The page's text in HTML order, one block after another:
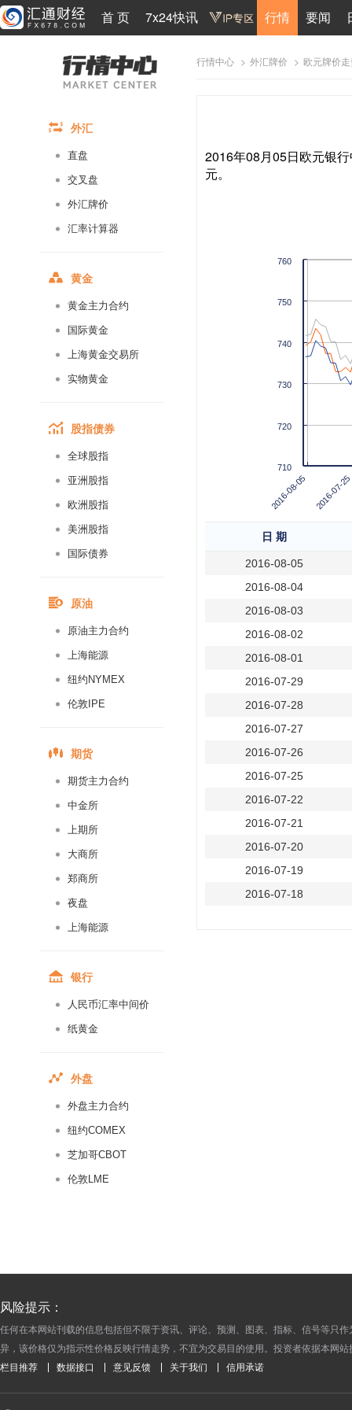
首 页 7x24快讯 行情 要闻
外汇
直盘
交叉盘
外汇牌价
汇率计算器
黄金
黄金主力合约
国际黄金
上海黄金交易所
实物黄金
股指债券
全球股指
亚洲股指
欧洲股指
美洲股指
国际债券
原油
原油主力合约
上海能源
纽约NYMEX
伦敦IPE
期货
期货主力合约
中金所
上期所
大商所
郑商所
夜盘
上海能源
银行
人民币汇率中间价
纸黄金
外盘
外盘主力合约
纽约COMEX
芝加哥CBOT
伦敦LME
行情中心 > 外汇牌价 > 欧元牌价
2016年08月05日欧元银
元。
2016-08-05 2016-07-25
710
720
730
740
750
760
日 期
2016-08-05
2016-08-04
2016-08-03
2016-08-02
2016-08-01
2016-07-29
2016-07-28
2016-07-27
2016-07-26
2016-07-25
2016-07-22
2016-07-21
2016-07-20
2016-07-19
2016-07-18
2016-06-24
2016-06-21
2016-06-20
风险提示：
任何在本网站刊载的信息包括但不限于资讯、评论、预测、图表、指标、信号等只
异，该价格仅为指示性价格反映行情走势，不宜为交易目的使用。投资者依据本网
栏目推荐 数据接口 意见反馈 关于我们 信用承诺